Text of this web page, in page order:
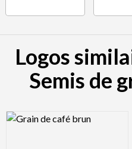
Logos
Semis de
Logo Preview Image